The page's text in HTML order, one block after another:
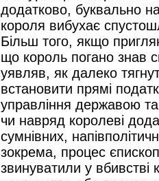
додатково, буквально
короля вибухає
Більш того, якщо
що король погано знав
уявляв, як далеко
встановити прямі
управління державою
чи навряд королеві
сумнівних,
зокрема, процес
звинуватили у